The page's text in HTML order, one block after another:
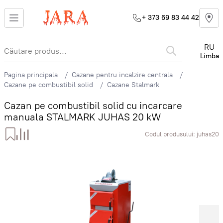
+ 373 69 83 44 42
RU
Limba
Pagina principala
Cazane pentru incalzire centrala
Cazane pe combustibil solid
Cazane Stalmark
Cazan pe combustibil solid cu incarcare
manuala STALMARK JUHAS 20 kW
Codul produsului: juhas20